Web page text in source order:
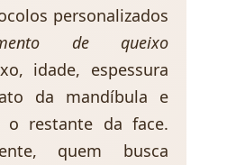
personalizados
de queixo
idade, espessura
da mandíbula e
o restante da face.
quem busca